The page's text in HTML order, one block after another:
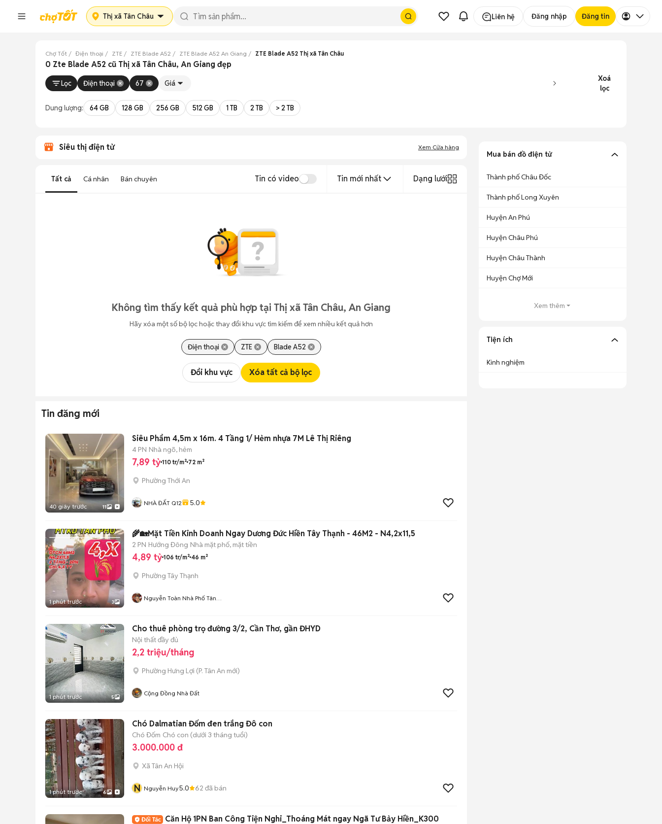
Thị xã Tân Châu Liên hệ Đăng nhập Đăng tin
Chợ Tốt Điện thoại ZTE ZTE Blade A52 ZTE Blade A52 An Giang ZTE Blade A52 Thị xã Tân Châu
0 Zte Blade A52 cũ Thị xã Tân Châu, An Giang đẹp
Lọc Điện thoại 67 Giá
Xoá
lọc
Dung lượng: 64 GB 128 GB 256 GB 512 GB 1 TB 2 TB > 2 TB
Siêu thị điện tử Xem Cửa hàng
Tất cả Cá nhân Bán chuyên Tin có video Tin mới nhất Dạng lưới
Không tìm thấy kết quả phù hợp tại Thị xã Tân Châu, An Giang
Hãy xóa một số bộ lọc hoặc thay đổi khu vực tìm kiếm để xem nhiều kết quả hơn
Điện thoại ZTE Blade A52
Đổi khu vực Xóa tất cả bộ lọc
Tin đăng mới
40 giây trước 11
Siêu Phẩm 4,5m x 16m. 4 Tầng 1/ Hẻm nhựa 7M Lê Thị Riêng
4 PN Nhà ngõ, hẻm
7,89 tỷ 110 tr/m² 72 m²
Phường Thới An
NHÀ ĐẤT Q12 5.0
1 phút trước 3
🌾🏡Mặt Tiền Kinh Doanh Ngay Dương Đức Hiền Tây Thạnh - 46M2 - N4,2x11,5
2 PN Hướng Đông Nhà mặt phố, mặt tiền
4,89 tỷ 106 tr/m² 46 m²
Phường Tây Thạnh
Nguyễn Toàn Nhà Phố Tân
1 phút trước 5
Cho thuê phòng trọ đường 3/2, Cần Thơ, gần ĐHYD
Nội thất đầy đủ
2,2 triệu/tháng
Phường Hưng Lợi (P. Tân An mới)
Cộng Đồng Nhà Đất
1 phút trước 6
Chó Dalmatian Đốm đen trắng Đô con
Chó Đốm Chó con (dưới 3 tháng tuổi)
3.000.000 đ
Xã Tân An Hội
N Nguyễn Huy5.0 62 đã bán
Căn Hộ 1PN Ban Công Tiện Nghi_Thoáng Mát ngay Ngã Tư Bảy Hiền_K300
Mua bán đồ điện tử
Thành phố Châu Đốc
Thành phố Long Xuyên
Huyện An Phú
Huyện Châu Phú
Huyện Châu Thành
Huyện Chợ Mới
Xem thêm
Tiện ích
Kinh nghiệm